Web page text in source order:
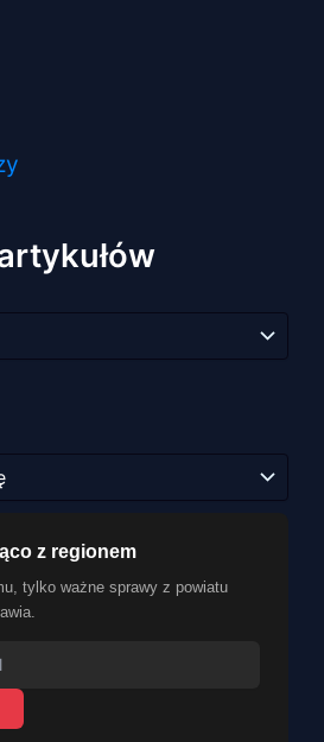
z regionem
tylko ważne sprawy z powiatu